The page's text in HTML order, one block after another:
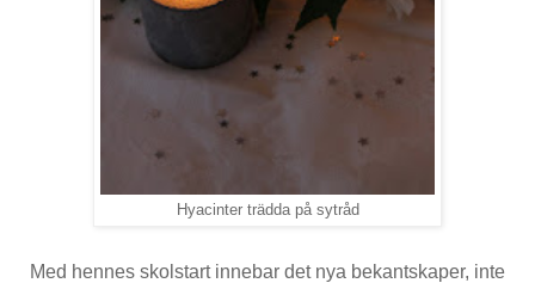
Hyacinter trädda på sytråd
Med hennes skolstart innebar det nya bekantskaper, inte